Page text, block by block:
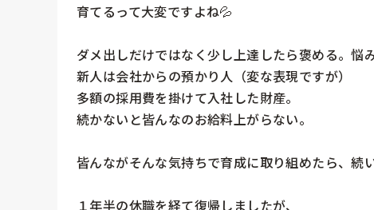
育てるって大変ですよね💦
ダメ出しだけではなく少し上達したら褒める。悩
新人は会社からの預かり人（変な表現ですが）
多額の採用費を掛けて入社した財産。
続かないと皆んなのお給料上がらない。
皆んながそんな気持ちで育成に取り組めたら、続
１年半の休職を経て復帰しましたが、